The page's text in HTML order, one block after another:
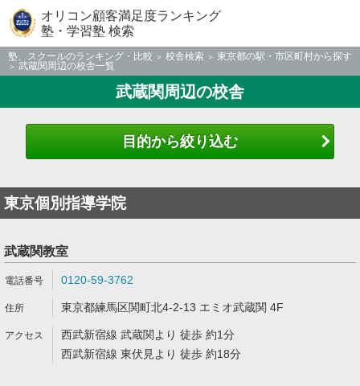
オリコン顧客満足度ランキング
塾・学習塾 検索
塾、スクールのランキング・比較 校舎検索
東京都の駅・市区町村から探す
武蔵関周辺の校舎一覧
武蔵関周辺の校舎
目的から絞り込む
東京個別指導学院
武蔵関教室
0120-59-3762
東京都練馬区関町北4-2-13 エミオ武蔵関 4F
西武新宿線 武蔵関より 徒歩 約1分
西武新宿線 東伏見より 徒歩 約18分